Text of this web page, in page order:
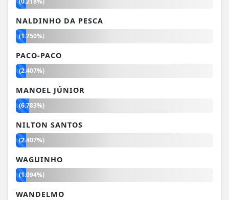
NALDINHO DA PESCA
(1.750%)
PACO-PACO
(2.407%)
MANOEL JÚNIOR
(6.783%)
NILTON SANTOS
(2.407%)
WAGUINHO
(1.094%)
WANDELMO